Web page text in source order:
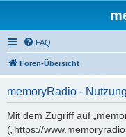
FAQ
Foren-Übersicht
memoryRadio -
Mit dem Zugriff auf
(„https://